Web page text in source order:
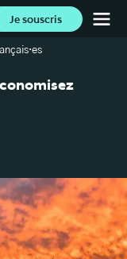
Je souscris